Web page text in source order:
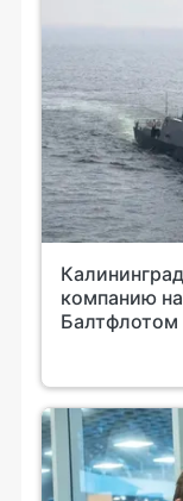
компанию
Балтфлотом